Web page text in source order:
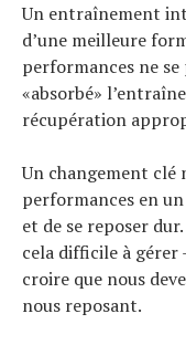
Un entraînement
d’une meilleure
performances ne
«absorbé»
récupération
Un changement clé
performances en
et de se reposer
cela difficile à gérer
croire que nous
nous reposant.